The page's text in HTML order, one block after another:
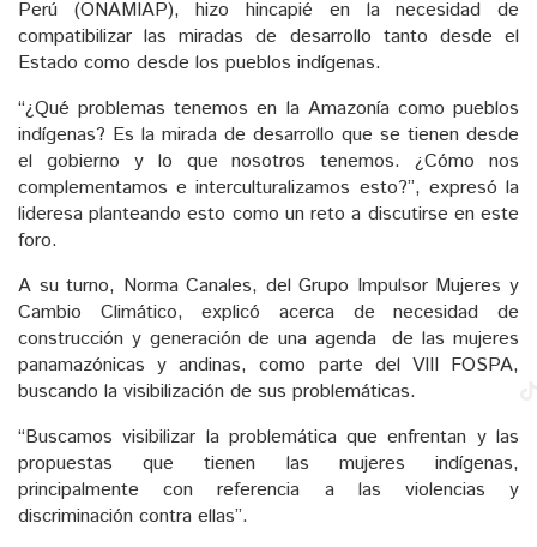
Perú (ONAMIAP), hizo hincapié en la necesidad de
compatibilizar las miradas de desarrollo tanto desde el
Estado como desde los pueblos indígenas.
“¿Qué problemas tenemos en la Amazonía como pueblos
indígenas? Es la mirada de desarrollo que se tienen desde
el gobierno y lo que nosotros tenemos. ¿Cómo nos
complementamos e interculturalizamos esto?”, expresó la
lideresa planteando esto como un reto a discutirse en este
foro.
A su turno, Norma Canales, del Grupo Impulsor Mujeres y
Cambio Climático, explicó acerca de necesidad de
construcción y generación de una agenda de las mujeres
panamazónicas y andinas, como parte del VIII FOSPA,
buscando la visibilización de sus problemáticas.
“Buscamos visibilizar la problemática que enfrentan y las
propuestas que tienen las mujeres indígenas,
principalmente con referencia a las violencias y
discriminación contra ellas”.